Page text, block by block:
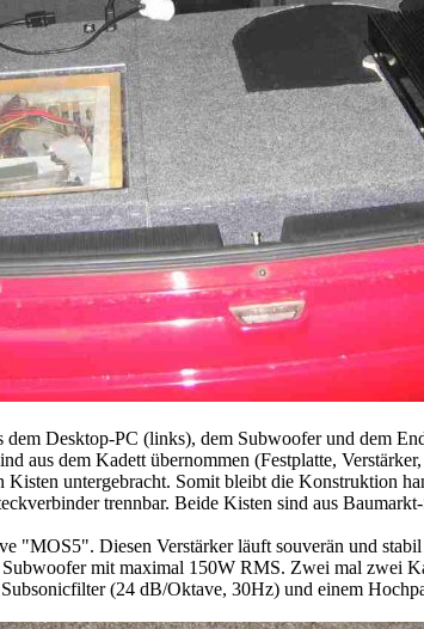
dem Desktop-PC (links), dem Subwoofer und dem
aus dem Kadett übernommen (Festplatte,
Kisten untergebracht. Somit bleibt die Konstruktion
trennbar. Beide Kisten sind aus
"MOS5". Diesen Verstärker läuft souverän und
mit maximal 150W RMS. Zwei mal zwei
(24 dB/Oktave, 30Hz) und einem